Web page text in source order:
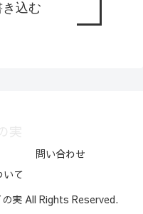
込む
問い合わせ
いて
実 All Rights Reserved.